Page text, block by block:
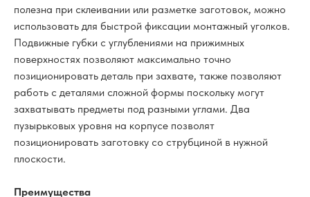
полезна при склеивании или разметке заготовок, можно
использовать для быстрой фиксации монтажный уголков.
Подвижные губки с углублениями на прижимных
поверхностях позволяют максимально точно
позиционировать деталь при захвате, также позволяют
работь с деталями сложной формы поскольку могут
захватывать предметы под разными углами. Два
пузырьковых уровня на корпусе позволят
позиционировать заготовку со струбциной в нужной
плоскости.
Преимущества